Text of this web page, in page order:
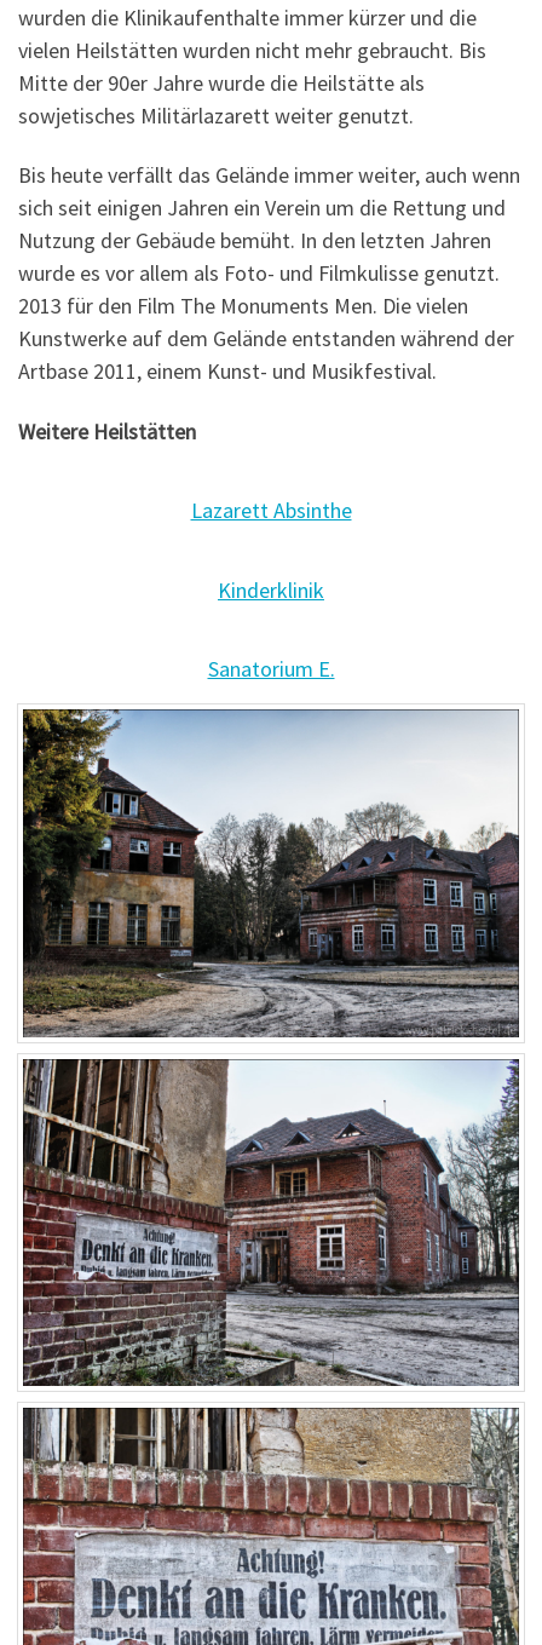
wurden die Klinikaufenthalte immer kürzer und die
vielen Heilstätten wurden nicht mehr gebraucht. Bis
Mitte der 90er Jahre wurde die Heilstätte als
sowjetisches Militärlazarett weiter genutzt.
Bis heute verfällt das Gelände immer weiter, auch wenn
sich seit einigen Jahren ein Verein um die Rettung und
Nutzung der Gebäude bemüht. In den letzten Jahren
wurde es vor allem als Foto- und Filmkulisse genutzt.
2013 für den Film The Monuments Men. Die vielen
Kunstwerke auf dem Gelände entstanden während der
Artbase 2011, einem Kunst- und Musikfestival.
Weitere Heilstätten
Lazarett Absinthe
Kinderklinik
Sanatorium E.